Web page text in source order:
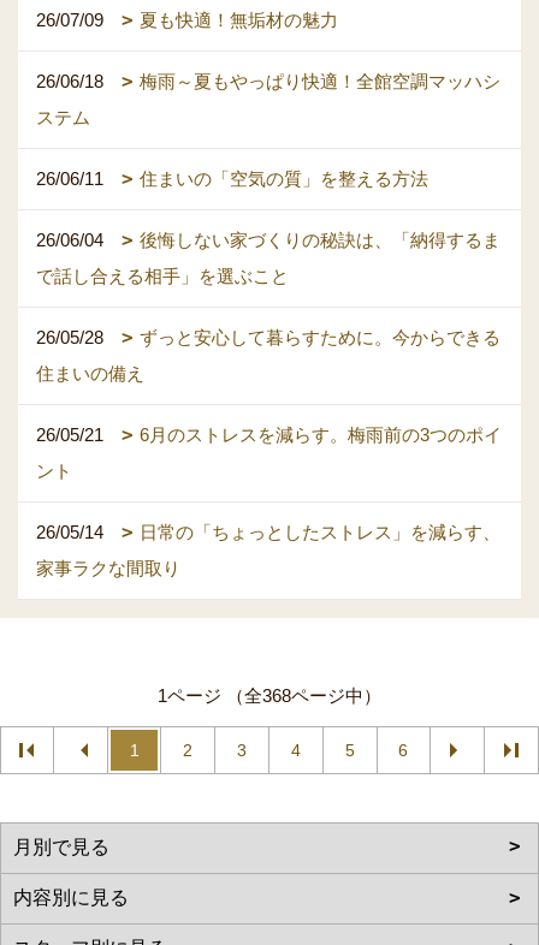
26/07/09 夏も快適！無垢材の魅力
26/06/18
梅雨～夏もやっぱり快適！全館空調マッハシ
ステム
26/06/11 住まいの「空気の質」を整える方法
26/06/04
後悔しない家づくりの秘訣は、「納得するま
で話し合える相手」を選ぶこと
26/05/28
ずっと安心して暮らすために。今からできる
住まいの備え
26/05/21
6月のストレスを減らす。梅雨前の3つのポイ
ント
26/05/14
日常の「ちょっとしたストレス」を減らす、
家事ラクな間取り
1ページ （全368ページ中）
1 2 3 4 5 6